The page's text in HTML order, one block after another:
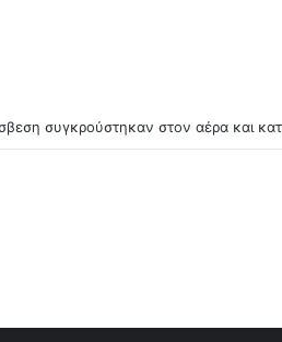
κατάρρευση